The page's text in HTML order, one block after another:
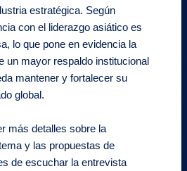
estratégica. Según
con el liderazgo asiático es
lo que pone en evidencia la
un mayor respaldo institucional
mantener y fortalecer su
global.
más detalles sobre la
y las propuestas de
de escuchar la entrevista